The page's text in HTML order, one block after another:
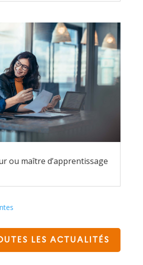
ou maître d’apprentissage
LES ACTUALITÉS